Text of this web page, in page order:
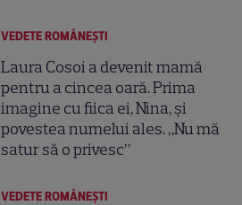
VEDETE ROMÂNEŞTI
Laura Cosoi a devenit mamă
pentru a cincea oară. Prima
imagine cu fiica ei, Nina, și
povestea numelui ales. „Nu mă
satur să o privesc”
VEDETE ROMÂNEŞTI